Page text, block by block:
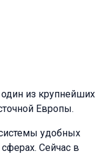
из крупнейших
Европы.
удобных
Сейчас в